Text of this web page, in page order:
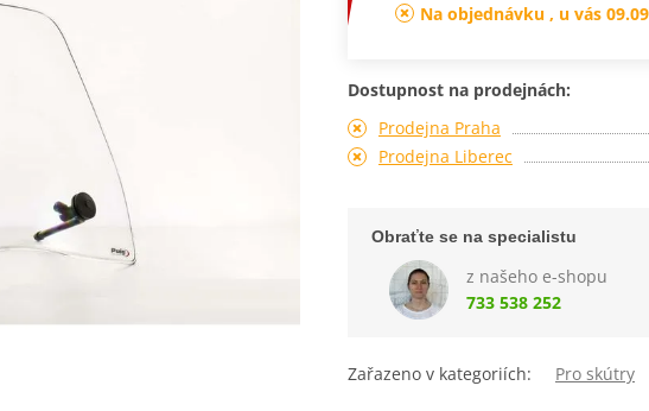
Na objednávku , u vás
Dostupnost na prodejnách:
Prodejna Praha
Prodejna Liberec
Obraťte se na specialistu
z našeho e-shopu
733 538 252
Zařazeno v kategoriích: Pro skútry